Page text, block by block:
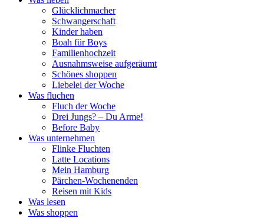
Glücklichmacher
Schwangerschaft
Kinder haben
Boah für Boys
Familienhochzeit
Ausnahmsweise aufgeräumt
Schönes shoppen
Liebelei der Woche
Was fluchen
Fluch der Woche
Drei Jungs? – Du Arme!
Before Baby
Was unternehmen
Flinke Fluchten
Latte Locations
Mein Hamburg
Pärchen-Wochenenden
Reisen mit Kids
Was lesen
Was shoppen